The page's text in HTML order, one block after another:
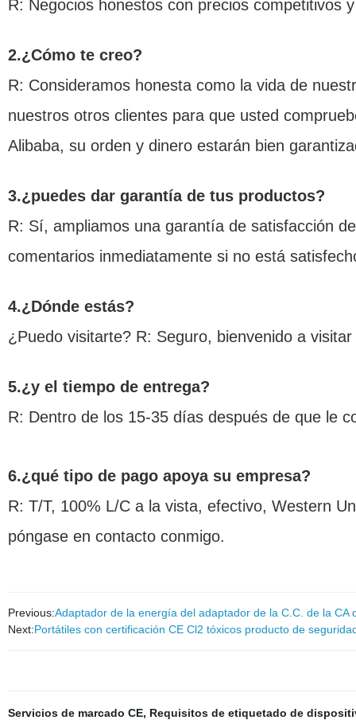
R: Negocios honestos con precios competitivos
2.¿Cómo te creo?
R: Consideramos honesta como la vida de
nuestros otros clientes para que usted
Alibaba, su orden y dinero estarán bien
3.¿puedes dar garantía de tus productos?
R: Sí, ampliamos una garantía de satisfacción
comentarios inmediatamente si no está
4.¿Dónde estás?
¿Puedo visitarte? R: Seguro, bienvenido a
5.¿y el tiempo de entrega?
R: Dentro de los 15-35 días después de que le
6.¿qué tipo de pago apoya su empresa?
R: T/T, 100% L/C a la vista, efectivo, Western
póngase en contacto conmigo.
Previous:Adaptador de la energía del adaptador de la C.C. de la
Next:Portátiles con certificación CE Cl2 tóxicos producto de
Servicios de marcado CE, Requisitos de etiquetado de